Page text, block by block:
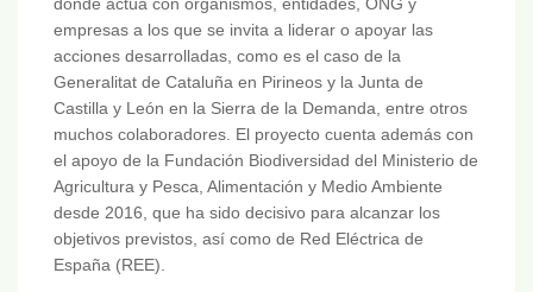
donde actúa con organismos, entidades, ONG y
empresas a los que se invita a liderar o apoyar las
acciones desarrolladas, como es el caso de la
Generalitat de Cataluña en Pirineos y la Junta de
Castilla y León en la Sierra de la Demanda, entre otros
muchos colaboradores. El proyecto cuenta además con
el apoyo de la Fundación Biodiversidad del Ministerio de
Agricultura y Pesca, Alimentación y Medio Ambiente
desde 2016, que ha sido decisivo para alcanzar los
objetivos previstos, así como de Red Eléctrica de
España (REE).